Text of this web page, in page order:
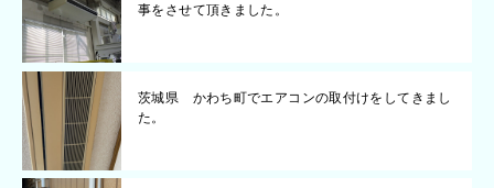
事をさせて頂きました。
茨城県 かわち町でエアコンの取付けをしてきまし
た。